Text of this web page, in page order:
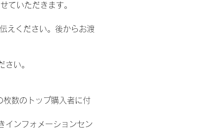
ていただきます。
えください。後からお渡
い。
数のトップ購入者に付
インフォメーションセン